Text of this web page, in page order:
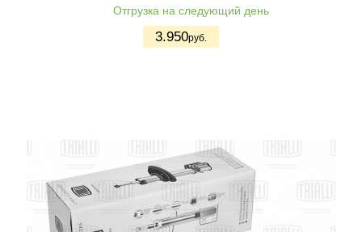
Отгрузка на следующий день
3.950руб.